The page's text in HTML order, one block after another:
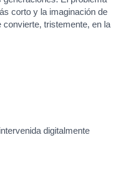
corto y la imaginación de
tristemente, en la
digitalmente